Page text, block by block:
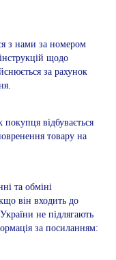
з нами за номером
щодо
за рахунок
відбувається
товару на
та обміні
він входить до
не підлягають
за посиланням: